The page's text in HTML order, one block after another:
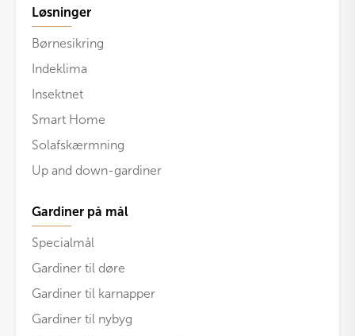
Løsninger
Børnesikring
Indeklima
Insektnet
Smart Home
Solafskærmning
Up and down-gardiner
Gardiner på mål
Specialmål
Gardiner til døre
Gardiner til karnapper
Gardiner til nybyg